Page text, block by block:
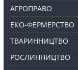
АГРОПРАВО
ЕКО-ФЕРМЕРСТВО
ТВАРИННИЦТВО
РОСЛИННИЦТВО